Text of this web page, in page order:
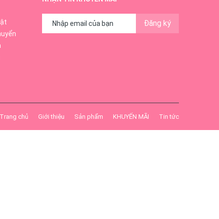
Đăng ký
Trang chủ Giới thiệu Sản phẩm KHUYẾN MÃI Tin tức